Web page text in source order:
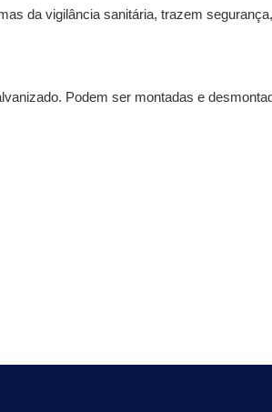
da vigilância sanitária, trazem
Podem ser montadas e